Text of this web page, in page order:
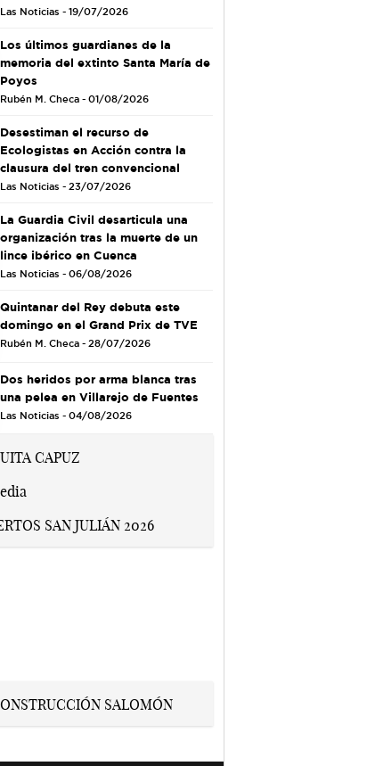
Las Noticias - 19/07/2026
Los últimos guardianes de la
memoria del extinto Santa María de
Poyos
Rubén M. Checa - 01/08/2026
Desestiman el recurso de
Ecologistas en Acción contra la
clausura del tren convencional
Las Noticias - 23/07/2026
La Guardia Civil desarticula una
organización tras la muerte de un
lince ibérico en Cuenca
Las Noticias - 06/08/2026
Quintanar del Rey debuta este
domingo en el Grand Prix de TVE
Rubén M. Checa - 28/07/2026
Dos heridos por arma blanca tras
una pelea en Villarejo de Fuentes
Las Noticias - 04/08/2026